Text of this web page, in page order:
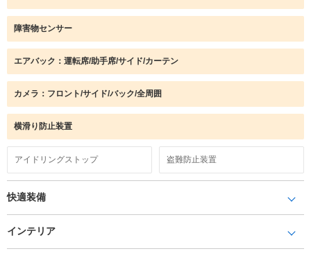
障害物センサー
エアバック：運転席/助手席/サイド/カーテン
カメラ：フロント/サイド/バック/全周囲
横滑り防止装置
アイドリングストップ 盗難防止装置
快適装備
インテリア